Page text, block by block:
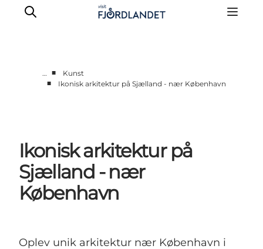
Overnatning
Oplevelser
… ■
Kunst
■
Ikonisk arkitektur på Sjælland - nær København
Ikonisk arkitektur på
Sjælland - nær
København
Oplev unik arkitektur nær København i